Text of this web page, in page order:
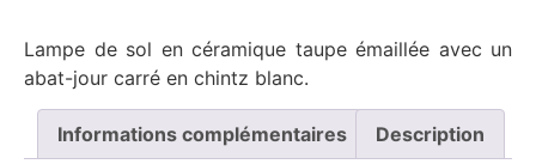
Lampe de sol en céramique taupe émaillée avec un
abat-jour carré en chintz blanc.
Informations complémentaires Description